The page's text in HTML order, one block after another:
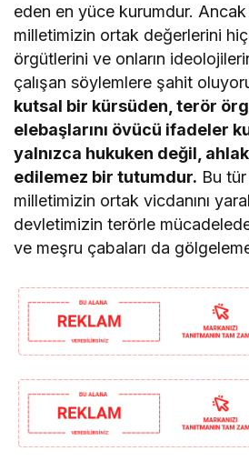
eden en yüce kurumdur. Ancak
milletimizin ortak değerlerini
örgütlerini ve onların
çalışan söylemlere şahit
kutsal bir kürsüden, terör
elebaşlarını övücü ifadeler
yalnızca hukuken değil,
edilemez bir tutumdur. Bu
milletimizin ortak vicdanını
devletimizin terörle
ve meşru çabaları da